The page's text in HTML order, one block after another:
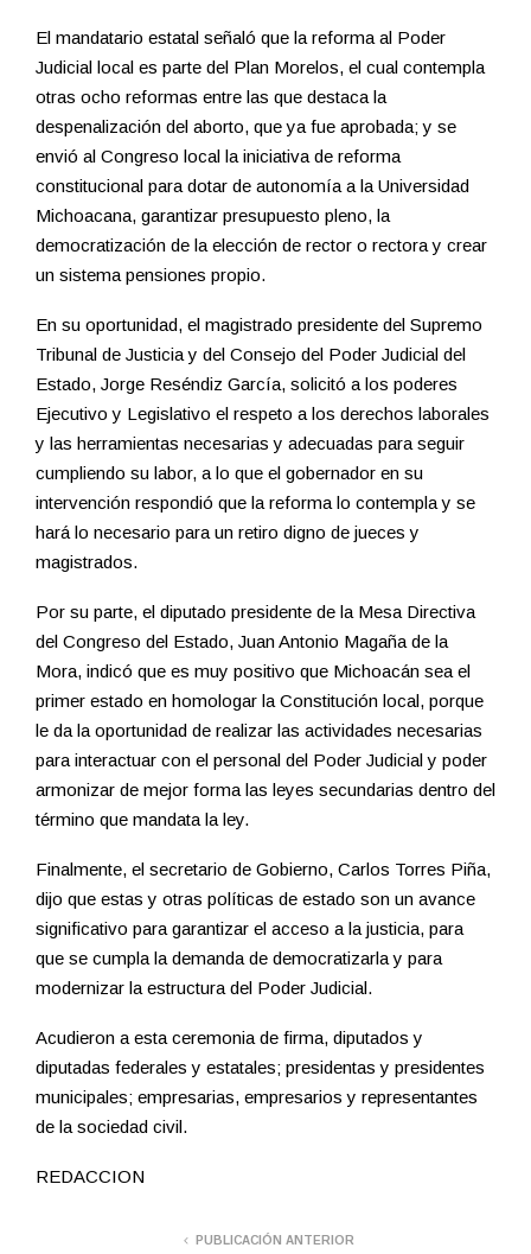
El mandatario estatal señaló que la reforma al Poder
Judicial local es parte del Plan Morelos, el cual contempla
otras ocho reformas entre las que destaca la
despenalización del aborto, que ya fue aprobada; y se
envió al Congreso local la iniciativa de reforma
constitucional para dotar de autonomía a la Universidad
Michoacana, garantizar presupuesto pleno, la
democratización de la elección de rector o rectora y crear
un sistema pensiones propio.
En su oportunidad, el magistrado presidente del Supremo
Tribunal de Justicia y del Consejo del Poder Judicial del
Estado, Jorge Reséndiz García, solicitó a los poderes
Ejecutivo y Legislativo el respeto a los derechos laborales
y las herramientas necesarias y adecuadas para seguir
cumpliendo su labor, a lo que el gobernador en su
intervención respondió que la reforma lo contempla y se
hará lo necesario para un retiro digno de jueces y
magistrados.
Por su parte, el diputado presidente de la Mesa Directiva
del Congreso del Estado, Juan Antonio Magaña de la
Mora, indicó que es muy positivo que Michoacán sea el
primer estado en homologar la Constitución local, porque
le da la oportunidad de realizar las actividades necesarias
para interactuar con el personal del Poder Judicial y poder
armonizar de mejor forma las leyes secundarias dentro del
término que mandata la ley.
Finalmente, el secretario de Gobierno, Carlos Torres Piña,
dijo que estas y otras políticas de estado son un avance
significativo para garantizar el acceso a la justicia, para
que se cumpla la demanda de democratizarla y para
modernizar la estructura del Poder Judicial.
Acudieron a esta ceremonia de firma, diputados y
diputadas federales y estatales; presidentas y presidentes
municipales; empresarias, empresarios y representantes
de la sociedad civil.
REDACCION
PUBLICACIÓN ANTERIOR